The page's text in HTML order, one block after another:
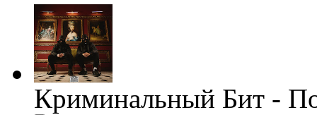
Криминальный Бит -